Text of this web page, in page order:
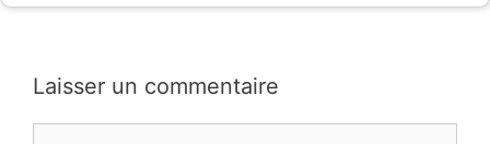
Laisser un commentaire